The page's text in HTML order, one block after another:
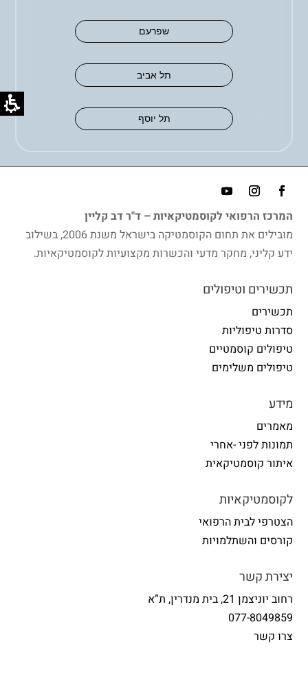
שפרעם
תל אביב
תל יוסף
המרכז הרפואי לקוסמטיקאיות – ד"ר דב קליין
מובילים את תחום הקוסמטיקה בישראל משנת 2006, בשילוב
ידע קליני, מחקר מדעי והכשרות מקצועיות לקוסמטיקאיות.
תכשירים וטיפולים
תכשירים
סדרות טיפוליות
טיפולים קוסמטיים
טיפולים משלימים
מידע
מאמרים
תמונות לפני -אחרי
איתור קוסמטיקאית
לקוסמטיקאיות
הצטרפי לבית הרפואי
קורסים והשתלמויות
יצירת קשר
רחוב יוניצמן 21, בית מנדרין, ת”א
077-8049859
צרו קשר